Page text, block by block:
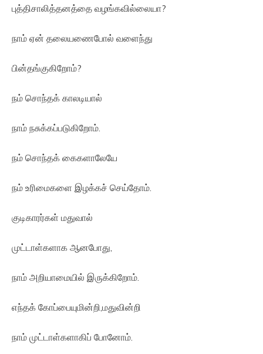
புத்திசாலித்தனத்தை வழங்கவில்லையா?
நாம் ஏன் தலையணைபோல் வளைந்து
பின்தங்குகிறோம்?
நம் சொந்தக் காலடியால்
நாம் நசுக்கப்படுகிறோம்.
நம் சொந்தக் கைகளாலேயே
நம் உரிமைகளை இழக்கச் செய்தோம்.
குடிகாரர்கள் மதுவால்
முட்டாள்களாக ஆனபோது,
நாம் அறியாமையில் இருக்கிறோம்.
எந்தக் கோப்பையுமின்றி,மதுவின்றி
நாம் முட்டாள்களாகிப் போனோம்.